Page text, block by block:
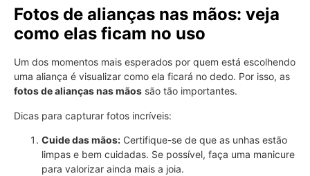
Fotos de alianças nas mãos: veja
como elas ficam no uso
Um dos momentos mais esperados por quem está escolhendo
uma aliança é visualizar como ela ficará no dedo. Por isso, as
fotos de alianças nas mãos são tão importantes.
Dicas para capturar fotos incríveis:
Cuide das mãos: Certifique-se de que as unhas estão
limpas e bem cuidadas. Se possível, faça uma manicure
para valorizar ainda mais a joia.